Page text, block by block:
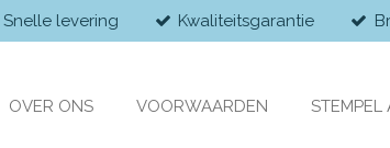
Snelle levering Kwaliteitsgarantie
OVER ONS VOORWAARDEN STEMPEL